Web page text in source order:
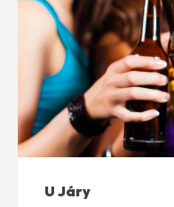
U Járy